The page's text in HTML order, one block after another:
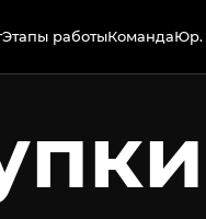
Этапы работыКомандаЮр.